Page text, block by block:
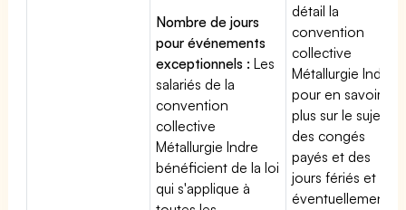
Nombre de jours
pour événements
exceptionnels : Les
salariés de la
convention
collective
Métallurgie Indre
bénéficient de la loi
qui s'applique à
détail la
convention
collective
Métallurgie Indre
pour en savoir
plus sur le sujet
des congés
payés et des
jours fériés et
éventuellement